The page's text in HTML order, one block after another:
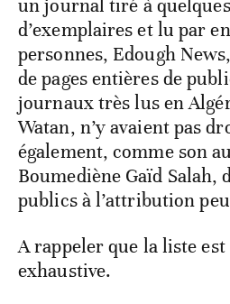
un journal tiré à
d’exemplaires et lu par
personnes, Edough
de pages entières de
journaux très lus en
Watan, n’y avaient pas
également, comme son
Boumediène Gaïd Salah,
publics à l’attribution
A rappeler que la liste est
exhaustive.